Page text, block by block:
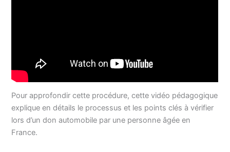
Pour approfondir cette procédure, cette vidéo pédagogique
explique en détails le processus et les points clés à vérifier
lors d’un don automobile par une personne âgée en
France.